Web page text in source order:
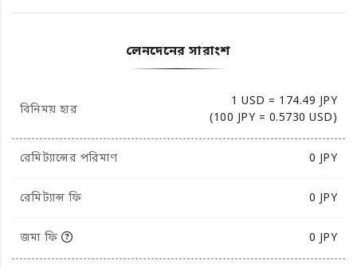
লেনদেনের সারাংশ
বিনিময় হার
1 USD = 174.49 JPY
(100 JPY = 0.5730 USD)
রেমিট্যান্সের পরিমাণ 0 JPY
রেমিট্যান্স ফি 0 JPY
জমা ফি 0 JPY